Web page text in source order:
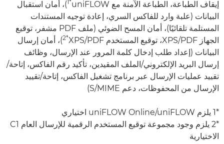
إيقاف الطباعة، الطباعة الآمنة مع uniFLOW
‏*1 )، أمان استقبال
البيانات (علبة وارد للفاكس السري، إعادة توجيه المستندات
المستلمة تلقائيًا)، أمان المسح الضوئي (ملف PDF مشفر، توقيع
الجهاز PDF/‏XPS، توقيع المستخدم PDF/‏XPS
‏*2 )، أمان إرسال
البيانات (إعداد طلب إدخال كلمة المرور عند الإرسال، وظائف
إرسال البريد الإلكتروني/الملف المقيدين، تأكيد رقم الفاكس، إتاحة/
تقييد عمليات الإرسال عبر برنامج تشغيل الفاكس، إتاحة/تقييد
الإرسال من المحفوظات، دعم S/MIME)
*1 يلزم uniFLOW Online/uniFLOW اختياري
*2 يلزم وجود مجموعة توقيع المستخدم الرقمية للإرسال العام C1
الاختيارية